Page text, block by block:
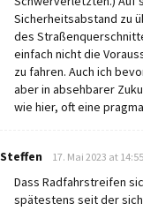
Sicherheitsabstand zu
des
einfach nicht die
zu fahren. Auch ich
aber in absehbarer
wie hier, oft eine
Steffen says:
17. Mai 2023 at 14:55
Dass Radfahrstreifen
spätestens seit der